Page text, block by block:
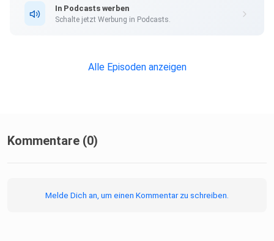
In Podcasts werben
Schalte jetzt Werbung in Podcasts.
Alle Episoden anzeigen
Kommentare (0)
Melde Dich an, um einen Kommentar zu schreiben.